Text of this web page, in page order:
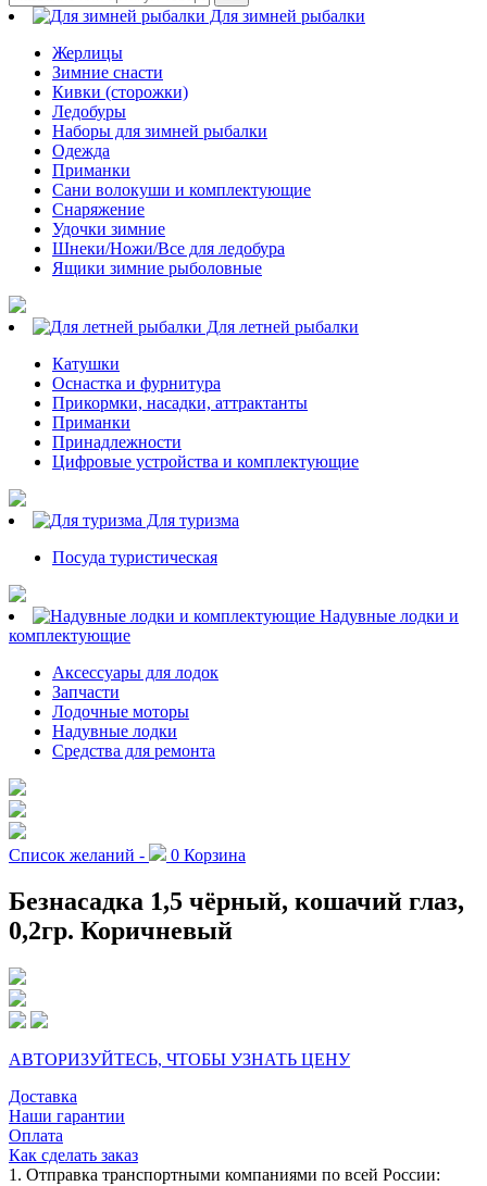
Для зимней рыбалки
Жерлицы
Зимние снасти
Кивки (сторожки)
Ледобуры
Наборы для зимней рыбалки
Одежда
Приманки
Сани волокуши и комплектующие
Снаряжение
Удочки зимние
Шнеки/Ножи/Все для ледобура
Ящики зимние рыболовные
Для летней рыбалки
Катушки
Оснастка и фурнитура
Прикормки, насадки, аттрактанты
Приманки
Принадлежности
Цифровые устройства и комплектующие
Для туризма
Посуда туристическая
Надувные лодки и
комплектующие
Аксессуары для лодок
Запчасти
Лодочные моторы
Надувные лодки
Средства для ремонта
Список желаний - 0 Корзина
Безнасадка 1,5 чёрный, кошачий глаз,
0,2гр. Коричневый
АВТОРИЗУЙТЕСЬ, ЧТОБЫ УЗНАТЬ ЦЕНУ
Доставка
Наши гарантии
Оплата
Как сделать заказ
1. Отправка транспортными компаниями по всей России: